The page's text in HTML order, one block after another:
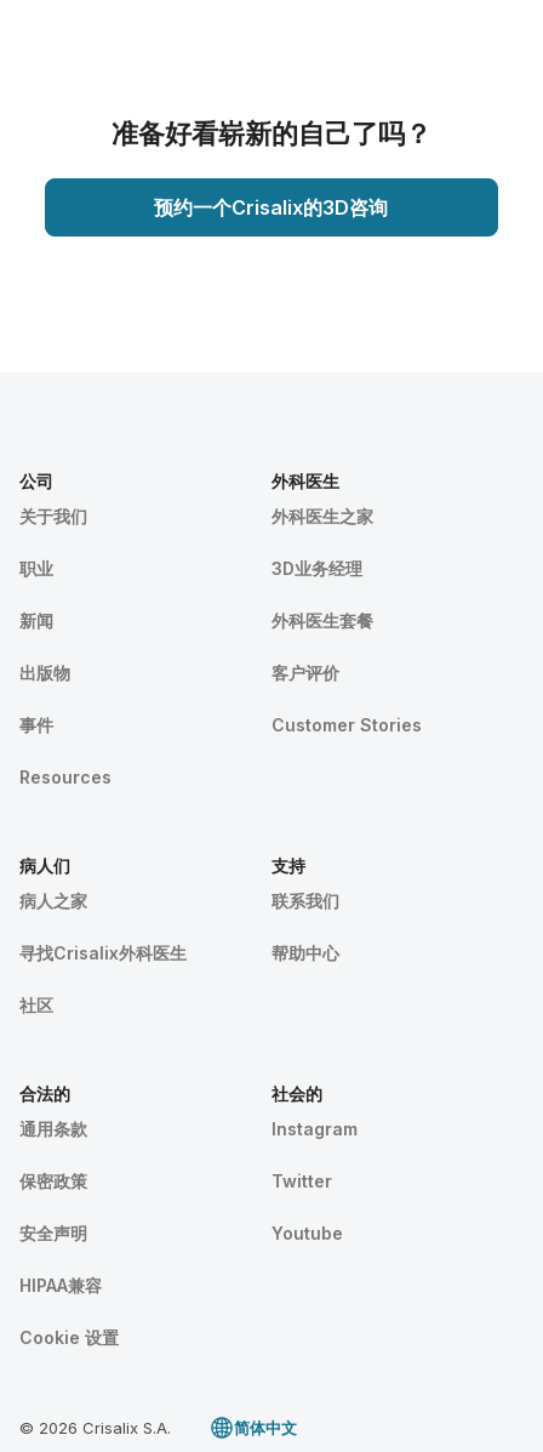
准备好看崭新的自己了吗？
预约一个Crisalix的3D咨询
公司
关于我们
职业
新闻
出版物
事件
Resources
外科医生
外科医生之家
3D业务经理
外科医生套餐
客户评价
Customer Stories
病人们
病人之家
寻找Crisalix外科医生
社区
支持
联系我们
帮助中心
合法的
通用条款
保密政策
安全声明
HIPAA兼容
Cookie 设置
社会的
Instagram
Twitter
Youtube
© 2026 Crisalix S.A. 简体中文